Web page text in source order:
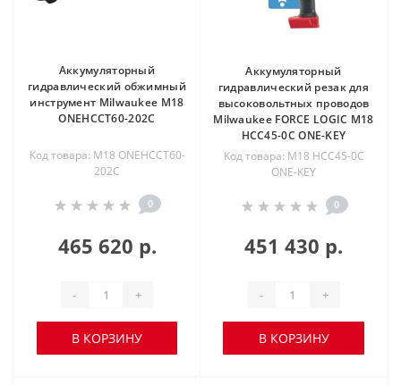
Аккумуляторный
гидравлический обжимный
инструмент Milwaukee M18
ONEHCCT60-202C
Код товара: M18 ONEHCCT60-
202C
0
465 620 р.
- +
В КОРЗИНУ
Аккумуляторный
гидравлический резак для
высоковольтных проводов
Milwaukee FORCE LOGIC M18
HCC45-0C ONE-KEY
Код товара: M18 HCC45-0C
ONE-KEY
0
451 430 р.
- +
В КОРЗИНУ